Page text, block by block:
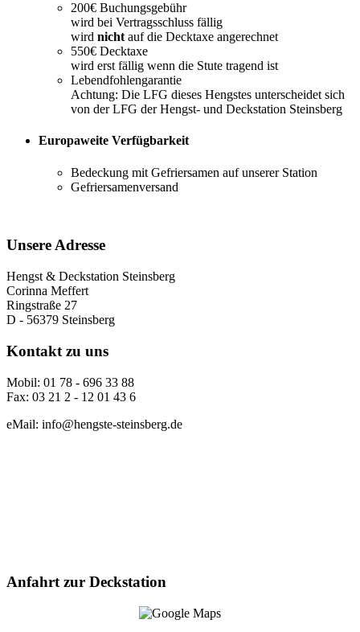
200€ Buchungsgebühr
wird bei Vertragsschluss fällig
wird nicht auf die Decktaxe angerechnet
550€ Decktaxe
wird erst fällig wenn die Stute tragend ist
Lebendfohlengarantie
Achtung: Die LFG dieses Hengstes unterscheidet sich
von der LFG der Hengst- und Deckstation Steinsberg
Europaweite Verfügbarkeit
Bedeckung mit Gefriersamen auf unserer Station
Gefriersamenversand
Unsere Adresse
Hengst & Deckstation Steinsberg
Corinna Meffert
Ringstraße 27
D - 56379 Steinsberg
Kontakt zu uns
Mobil: 01 78 - 696 33 88
Fax: 03 21 2 - 12 01 43 6
eMail: info@hengste-steinsberg.de
Anfahrt zur Deckstation